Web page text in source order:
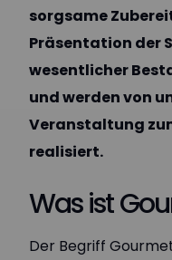
sorgsame
Präsentation der
wesentlicher
und werden von
Veranstaltung
realisiert.
Was ist
Der Begriff